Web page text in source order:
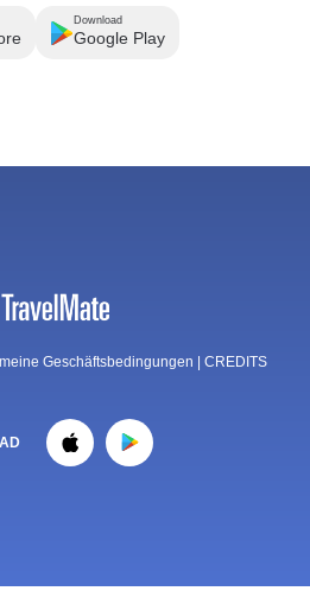
Download
Google Play
Geschäftsbedingungen CREDITS